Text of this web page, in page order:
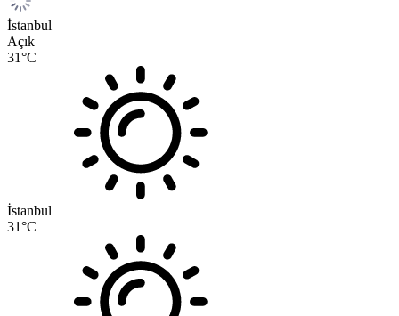
İstanbul
Açık
31°C
İstanbul
31°C